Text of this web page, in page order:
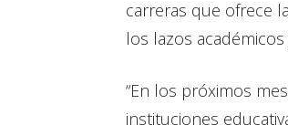
carreras que ofrece
los lazos
“En los próximos
instituciones